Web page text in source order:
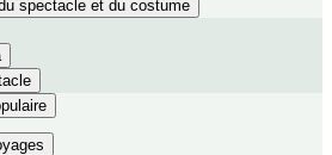
spectacle et du costume